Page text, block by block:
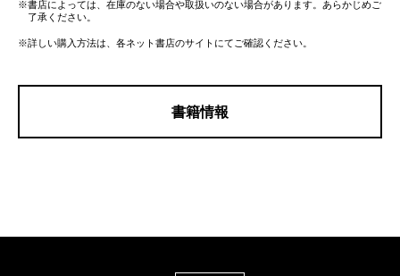
※書店によっては、在庫のない場合や取扱いのない場合があります。あらかじめご
了承ください。
※詳しい購入方法は、各ネット書店のサイトにてご確認ください。
書籍情報